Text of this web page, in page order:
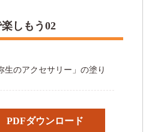
しもう02
生のアクセサリー」の塗り
PDFダウンロード